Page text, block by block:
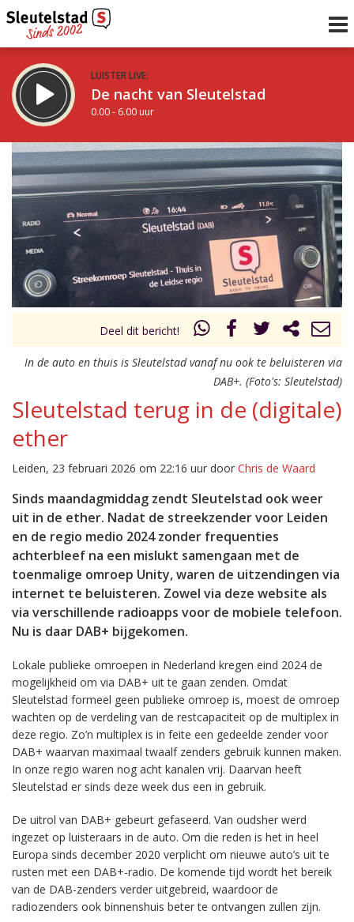
LUISTER LIVE:
De nacht van Sleutelstad
0.00 - 6.00 uur
STRAKS:
De ochtend van Sleutelstad
6.00 - 12.00 uur
Vorig uur
uur 1 van 0 Volgend uur
Deel dit bericht!
In de auto en thuis is Sleutelstad vanaf nu ook te beluisteren via
DAB+. (Foto's: Sleutelstad)
Sleutelstad terug in de (digitale)
ether
Leiden, 23 februari 2026 om 22:16 uur door Chris de Waard
Sinds maandagmiddag zendt Sleutelstad ook weer
uit in de ether. Nadat de streekzender voor Leiden
en de regio medio 2024 zonder frequenties
achterbleef na een mislukt samengaan met de
toenmalige omroep Unity, waren de uitzendingen via
internet te beluisteren. Zowel via deze website als
via verschillende radioapps voor de mobiele telefoon.
Nu is daar DAB+ bijgekomen.
Lokale publieke omroepen in Nederland kregen eind 2024 de
mogelijkheid om via DAB+ uit te gaan zenden. Omdat
Sleutelstad formeel geen publieke omroep is, moest de omroep
wachten op de verdeling van de restcapaciteit op de multiplex in
deze regio. Zo’n multiplex is in feite een gedeelde zender voor
DAB+ waarvan maximaal twaalf zenders gebruik kunnen maken.
In onze regio waren nog acht kanalen vrij. Daarvan heeft
Sleutelstad er sinds deze week dus een in gebruik.
De uitrol van DAB+ gebeurt gefaseerd. Van oudsher werd
ingezet op luisteraars in de auto. Om die reden is het in heel
Europa sinds december 2020 verplicht om nieuwe auto’s uit te
rusten met een DAB+-radio. De komende tijd wordt het bereik
van de DAB-zenders verder uitgebreid, waardoor de
radiozenders ook binnenshuis beter te ontvangen zullen zijn.